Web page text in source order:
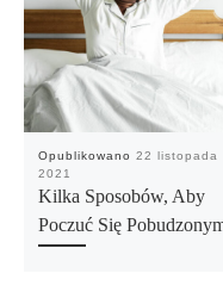
Opublikowano 22 listopada
2021
Kilka Sposobów, Aby
Poczuć Się